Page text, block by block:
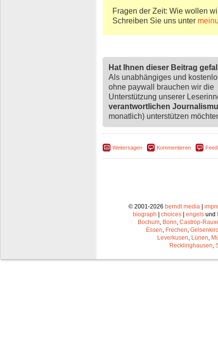
Fragen der Zeit: Wie wollen
Schreiben Sie uns unter
Hat Ihnen dieser Beitrag
Als unabhängiges und
ohne paywall brauchen wir die
Unterstützung unserer
verantwortlichen
monatlich) unterstützen
Weitersagen Kommentieren
© 2001-2026 berndt media|
biograph
choices engels und
Bochum, Bonn, Castrop-
Essen, Frechen,
Leverkusen, Lünen,
Recklinghausen,